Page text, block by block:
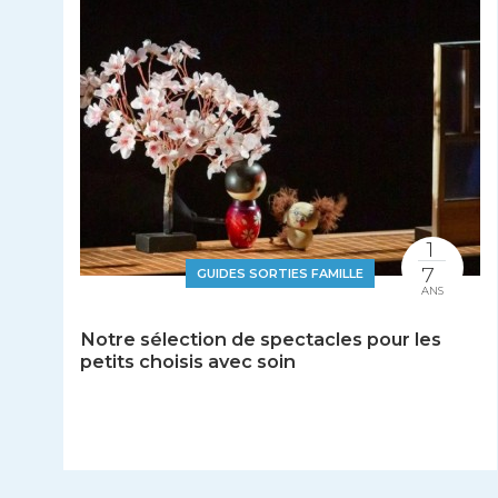
GUIDES SORTIES FAMILLE
Notre sélection de spectacles pour les
petits choisis avec soin
1
7
ANS